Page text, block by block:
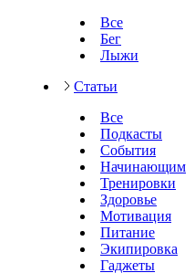
Все
Бег
Лыжи
Статьи
Все
Подкасты
События
Начинающим
Тренировки
Здоровье
Мотивация
Питание
Экипировка
Гаджеты